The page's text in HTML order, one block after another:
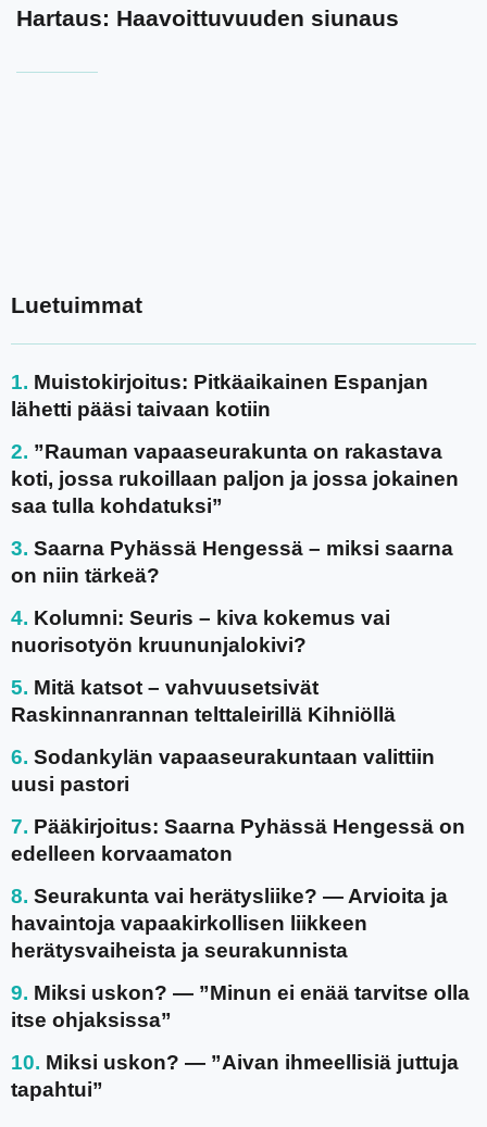
Hartaus: Haavoittuvuuden siunaus
Luetuimmat
Muistokirjoitus: Pitkäaikainen Espanjan
lähetti pääsi taivaan kotiin
”Rauman vapaaseurakunta on rakastava
koti, jossa rukoillaan paljon ja jossa jokainen
saa tulla kohdatuksi”
Saarna Pyhässä Hengessä – miksi saarna
on niin tärkeä?
Kolumni: Seuris – kiva kokemus vai
nuorisotyön kruununjalokivi?
Mitä katsot – vahvuusetsivät
Raskinnanrannan telttaleirillä Kihniöllä
Sodankylän vapaaseurakuntaan valittiin
uusi pastori
Pääkirjoitus: Saarna Pyhässä Hengessä on
edelleen korvaamaton
Seurakunta vai herätysliike? — Arvioita ja
havaintoja vapaakirkollisen liikkeen
herätysvaiheista ja seurakunnista
Miksi uskon? — ”Minun ei enää tarvitse olla
itse ohjaksissa”
Miksi uskon? — ”Aivan ihmeellisiä juttuja
tapahtui”